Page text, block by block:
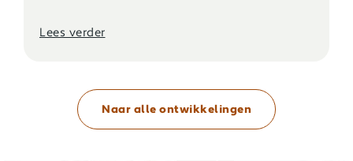
Lees verder
Naar alle ontwikkelingen